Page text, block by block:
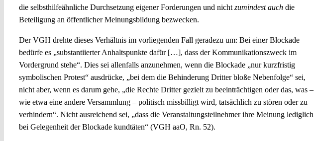
die selbsthilfeähnliche Durchsetzung eigener Forderungen und nichtzumindest auchdie
Beteiligung an öffentlicher Meinungsbildung bezwecken.
Der VGH drehte dieses Verhältnis im vorliegenden Fall geradezu um: Bei einer Blockade
bedürfe es „substantiierter Anhaltspunkte dafür […], dass der Kommunikationszweck im
Vordergrund stehe“. Dies sei allenfalls anzunehmen, wenn die Blockade „nur kurzfristig
symbolischen Protest“ ausdrücke, „bei dem die Behinderung Dritter bloße Nebenfolge“ sei,
nicht aber, wenn es darum gehe, „die Rechte Dritter gezielt zu beeinträchtigen oder das, was –
wie etwa eine andere Versammlung – politisch missbilligt wird, tatsächlich zu stören oder zu
verhindern“. Nicht ausreichend sei, „dass die Veranstaltungsteilnehmer ihre Meinung lediglich
bei Gelegenheit der Blockade kundtäten“ (VGH aaO, Rn. 52).